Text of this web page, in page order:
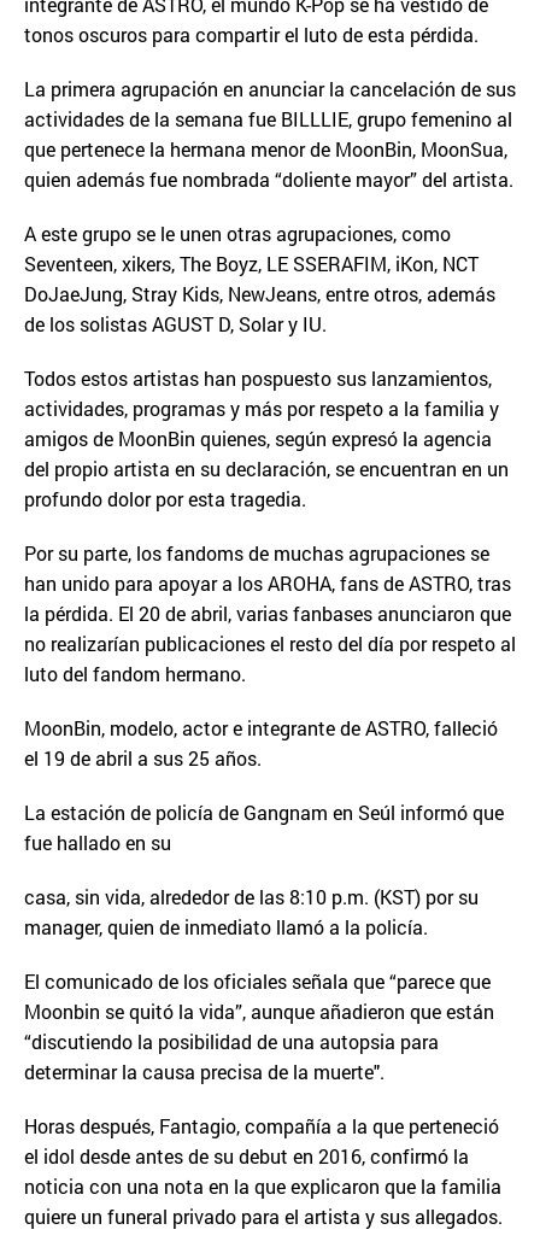
tonos oscuros para compartir el luto de esta pérdida.
La primera agrupación en anunciar la cancelación de sus
actividades de la semana fue BILLLIE, grupo femenino al
que pertenece la hermana menor de MoonBin, MoonSua,
quien además fue nombrada “doliente mayor” del artista.
A este grupo se le unen otras agrupaciones, como
Seventeen, xikers, The Boyz, LE SSERAFIM, iKon, NCT
DoJaeJung, Stray Kids, NewJeans, entre otros, además
de los solistas AGUST D, Solar y IU.
Todos estos artistas han pospuesto sus lanzamientos,
actividades, programas y más por respeto a la familia y
amigos de MoonBin quienes, según expresó la agencia
del propio artista en su declaración, se encuentran en un
profundo dolor por esta tragedia.
Por su parte, los fandoms de muchas agrupaciones se
han unido para apoyar a los AROHA, fans de ASTRO, tras
la pérdida. El 20 de abril, varias fanbases anunciaron que
no realizarían publicaciones el resto del día por respeto al
luto del fandom hermano.
MoonBin, modelo, actor e integrante de ASTRO, falleció
el 19 de abril a sus 25 años.
La estación de policía de Gangnam en Seúl informó que
fue hallado en su
casa, sin vida, alrededor de las 8:10 p.m. (KST) por su
manager, quien de inmediato llamó a la policía.
El comunicado de los oficiales señala que “parece que
Moonbin se quitó la vida”, aunque añadieron que están
“discutiendo la posibilidad de una autopsia para
determinar la causa precisa de la muerte".
Horas después, Fantagio, compañía a la que perteneció
el idol desde antes de su debut en 2016, confirmó la
noticia con una nota en la que explicaron que la familia
quiere un funeral privado para el artista y sus allegados.